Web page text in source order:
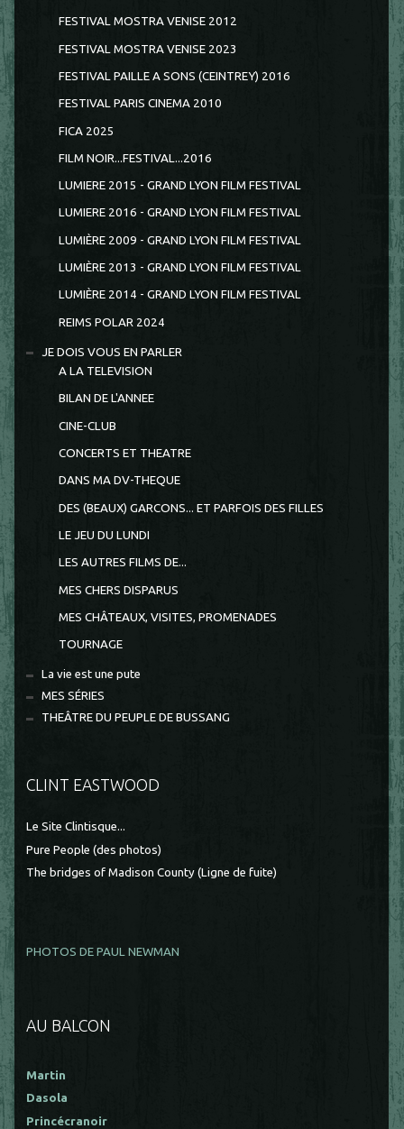
FESTIVAL MOSTRA VENISE 2012
FESTIVAL MOSTRA VENISE 2023
FESTIVAL PAILLE A SONS (CEINTREY) 2016
FESTIVAL PARIS CINEMA 2010
FICA 2025
FILM NOIR...FESTIVAL...2016
LUMIERE 2015 - GRAND LYON FILM FESTIVAL
LUMIERE 2016 - GRAND LYON FILM FESTIVAL
LUMIÈRE 2009 - GRAND LYON FILM FESTIVAL
LUMIÈRE 2013 - GRAND LYON FILM FESTIVAL
LUMIÈRE 2014 - GRAND LYON FILM FESTIVAL
REIMS POLAR 2024
JE DOIS VOUS EN PARLER
A LA TELEVISION
BILAN DE L'ANNEE
CINE-CLUB
CONCERTS ET THEATRE
DANS MA DV-THEQUE
DES (BEAUX) GARCONS... ET PARFOIS DES FILLES
LE JEU DU LUNDI
LES AUTRES FILMS DE...
MES CHERS DISPARUS
MES CHÂTEAUX, VISITES, PROMENADES
TOURNAGE
La vie est une pute
MES SÉRIES
THEÂTRE DU PEUPLE DE BUSSANG
CLINT EASTWOOD
Le Site Clintisque...
Pure People (des photos)
The bridges of Madison County (Ligne de fuite)
PHOTOS DE PAUL NEWMAN
AU BALCON
Martin
Dasola
Princécranoir